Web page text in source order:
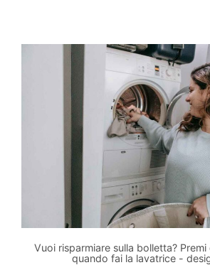
Vuoi risparmiare sulla bolletta?
quando fai la lavatrice -